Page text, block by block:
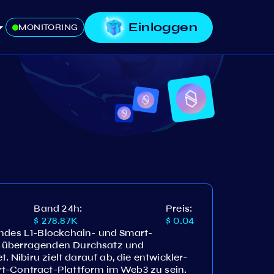
MONITORING Einloggen
Band 24h:
$ 278.87K
Preis:
$ 0.04
L1-Blockchain- und Smart-
Durchsatz und
Nibiru zielt darauf ab, die entwickler-
Contract-Plattform im Web3 zu sein.